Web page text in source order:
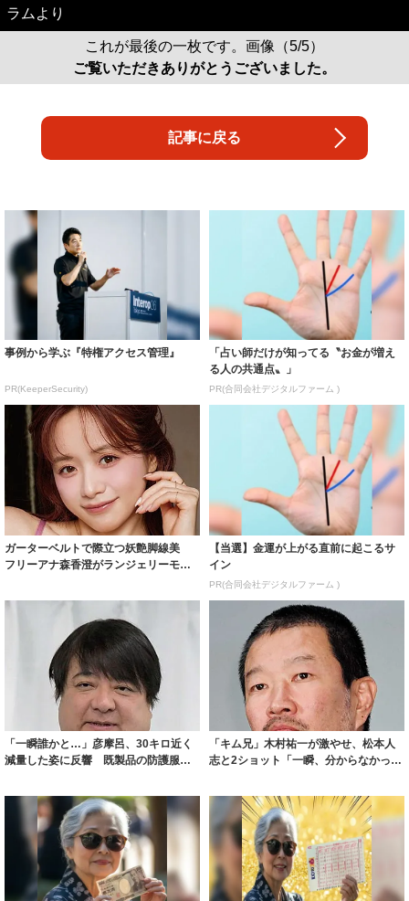
ラムより
これが最後の一枚です。画像（5/5）
ご覧いただきありがとうございました。
記事に戻る
事例から学ぶ『特権アクセス管理』
PR(KeeperSecurity)
「占い師だけが知ってる〝お金が増え
る人の共通点〟」
PR(合同会社デジタルファーム )
ガーターベルトで際立つ妖艶脚線美
フリーアナ森香澄がランジェリーモデ
【当選】金運が上がる直前に起こるサ
イン
PR(合同会社デジタルファーム )
「一瞬誰かと…」彦摩呂、30キロ近く
減量した姿に反響 既製品の防護服が
「キム兄」木村祐一が激やせ、松本人
志と2ショット「一瞬、分からなかった